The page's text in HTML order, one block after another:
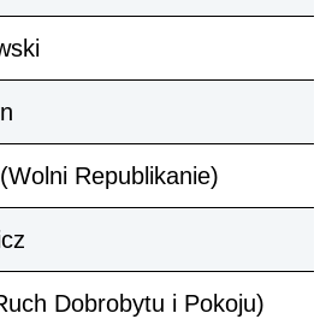
Republikanie)
Dobrobytu i Pokoju)